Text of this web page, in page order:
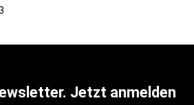
Jetzt anmelden